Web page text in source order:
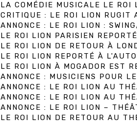
LA COMÉDIE MUSICALE LE ROI
CRITIQUE : LE ROI LION RUGIT
ANNONCE : LE ROI LION :
LE ROI LION PARISIEN
LE ROI LION DE RETOUR À
LE ROI LION REPORTÉ À
LE ROI LION À MOGADOR EST
ANNONCE : MUSICIENS POUR
ANNONCE : LE ROI LION AU
ANNONCE : LE ROI LION AU
ANNONCE : LE ROI LION –
LE ROI LION DE RETOUR AU